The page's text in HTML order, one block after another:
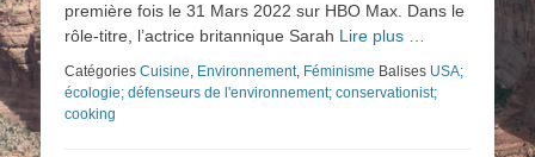
première fois le 31 Mars 2022 sur HBO Max. Dans le
rôle-titre, l’actrice britannique Sarah Lire plus …
Catégories Cuisine, Environnement, Féminisme Balises USA;
écologie; défenseurs de l'environnement; conservationist;
cooking